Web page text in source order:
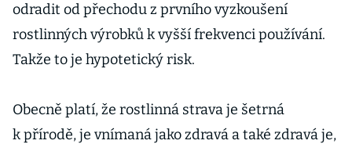
odradit od přechodu z prvního vyzkoušení
rostlinných výrobků k vyšší frekvenci používání.
Takže to je hypotetický risk.
Obecně platí, že rostlinná strava je šetrná
k přírodě, je vnímaná jako zdravá a také zdravá je,